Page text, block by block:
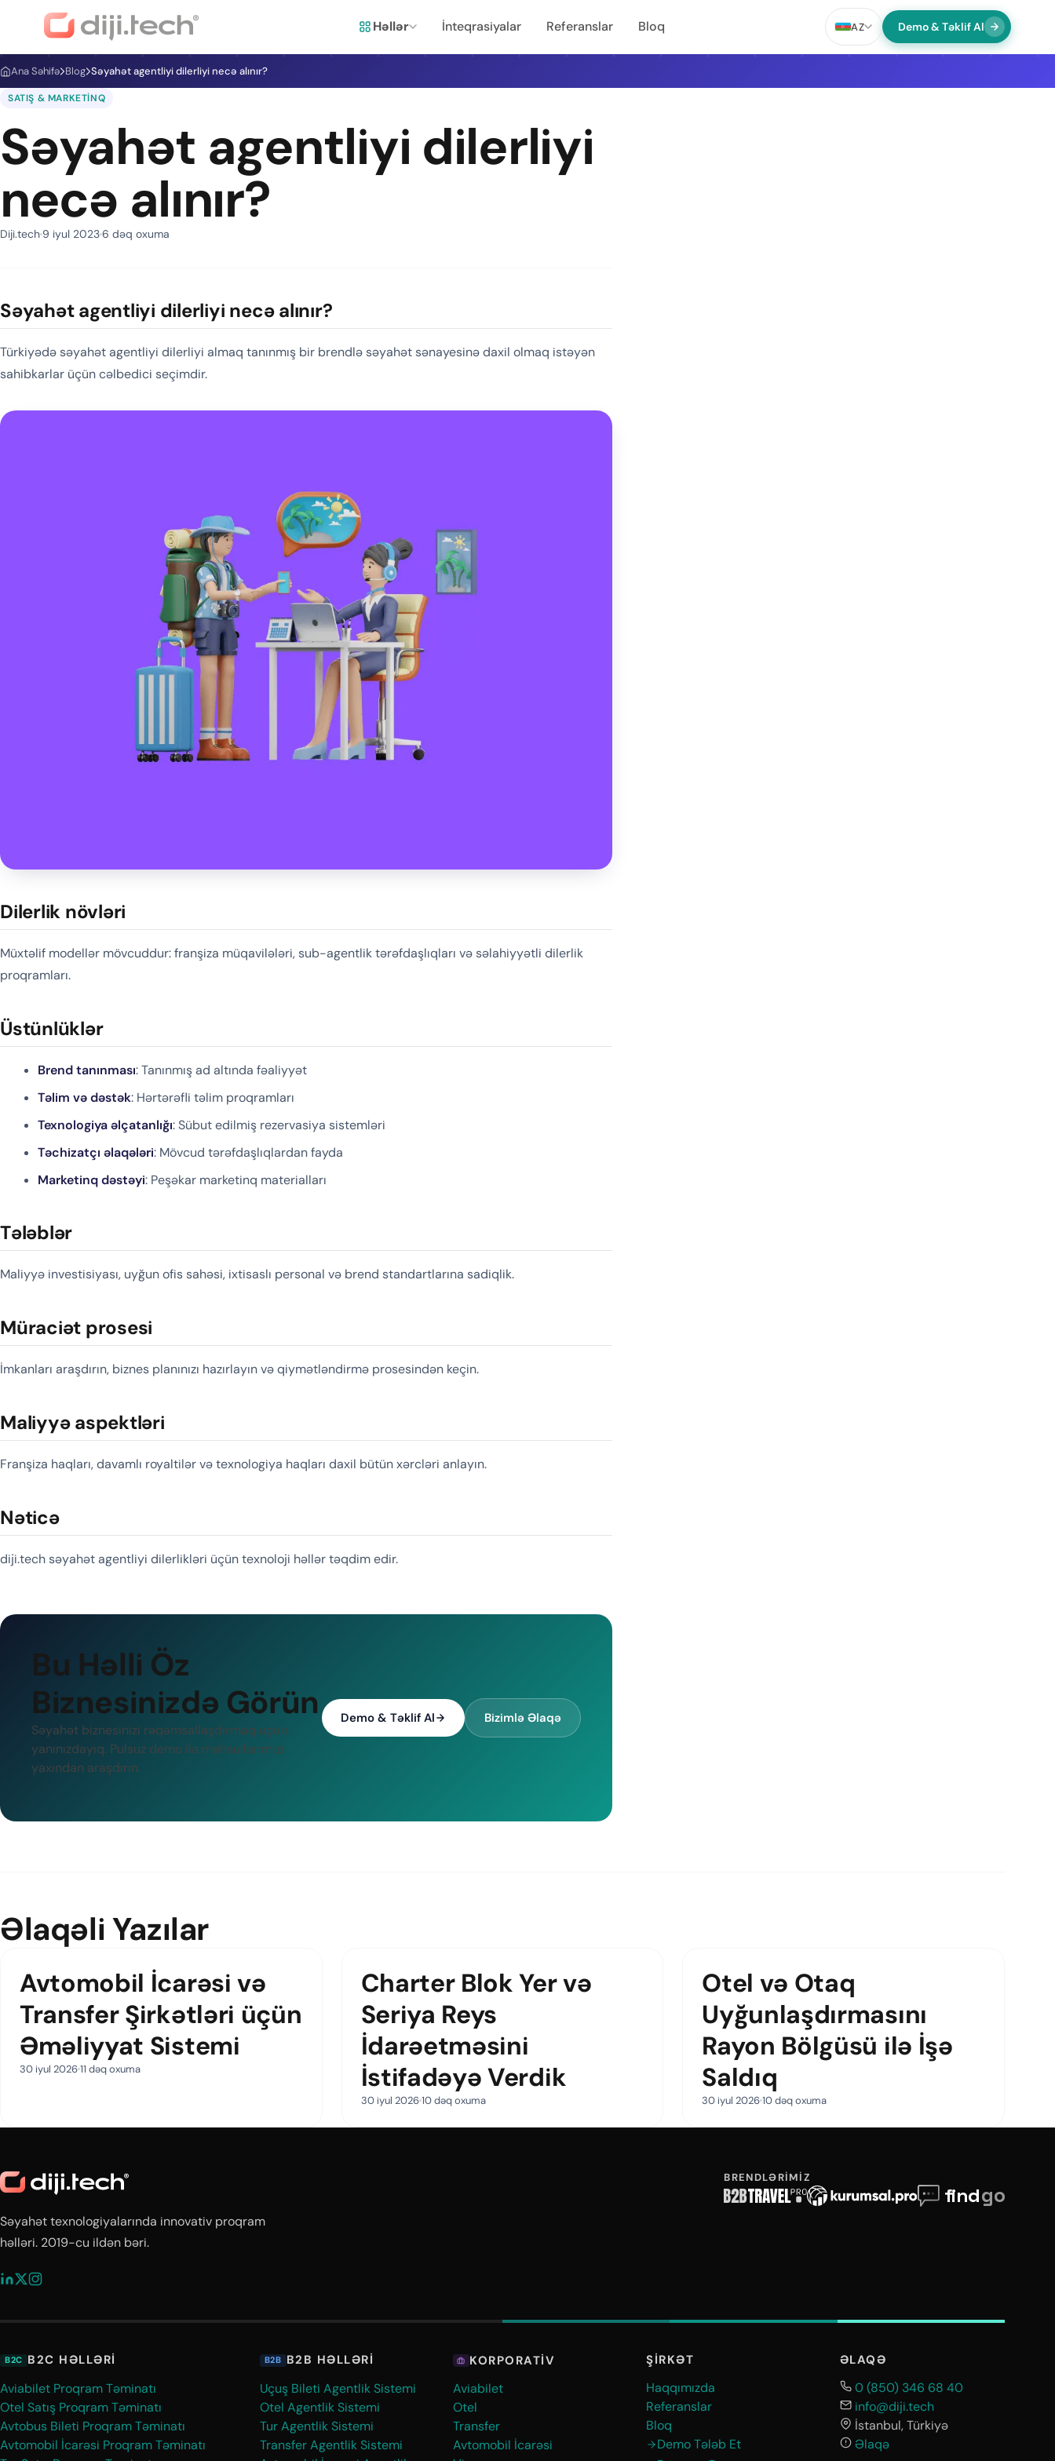
Həllər İnteqrasiyalar Referanslar Bloq AZ Demo & Təklif Al
Ana Səhifə Blog Səyahət agentliyi dilerliyi necə alınır?
SATIŞ & MARKETINQ
Səyahət agentliyi dilerliyi
necə alınır?
Diji.tech 9 iyul 20236 dəq oxuma
Səyahət agentliyi dilerliyi necə alınır?
Türkiyədə səyahət agentliyi dilerliyi almaq tanınmış bir brendlə səyahət sənayesinə daxil olmaq istəyən
sahibkarlar üçün cəlbedici seçimdir.
Dilerlik növləri
Müxtəlif modellər mövcuddur: franşiza müqavilələri, sub-agentlik tərəfdaşlıqları və səlahiyyətli dilerlik
proqramları.
Üstünlüklər
Brend tanınması: Tanınmış ad altında fəaliyyət
Təlim və dəstək: Hərtərəfli təlim proqramları
Texnologiya əlçatanlığı: Sübut edilmiş rezervasiya sistemləri
Təchizatçı əlaqələri: Mövcud tərəfdaşlıqlardan fayda
Marketinq dəstəyi: Peşəkar marketinq materialları
Tələblər
Maliyyə investisiyası, uyğun ofis sahəsi, ixtisaslı personal və brend standartlarına sadiqlik.
Müraciət prosesi
İmkanları araşdırın, biznes planınızı hazırlayın və qiymətləndirmə prosesindən keçin.
Maliyyə aspektləri
Franşiza haqları, davamlı royaltilər və texnologiya haqları daxil bütün xərcləri anlayın.
Nəticə
diji.tech səyahət agentliyi dilerlikləri üçün texnoloji həllər təqdim edir.
Bu Həlli Öz
Biznesinizdə Görün
Səyahət biznesinizi rəqəmsallaşdırmaq üçün
yanınızdayıq. Pulsuz demo ilə məhsullarımızı
yaxından araşdırın.
Demo & Təklif Al Bizimlə Əlaqə
Əlaqəli Yazılar
Avtomobil İcarəsi və
Transfer Şirkətləri üçün
Əməliyyat Sistemi
30 iyul 202611 dəq oxuma
Charter Blok Yer və
Seriya Reys
İdarəetməsini
İstifadəyə Verdik
30 iyul 202610 dəq oxuma
Otel və Otaq
Uyğunlaşdırmasını
Rayon Bölgüsü ilə İşə
Saldıq
30 iyul 202610 dəq oxuma
Səyahət texnologiyalarında innovativ proqram
həlləri. 2019-cu ildən bəri.
BRENDLƏRIMIZ
B2C B2C HƏLLƏRI
Aviabilet Proqram Təminatı
Otel Satış Proqram Təminatı
Avtobus Bileti Proqram Təminatı
Avtomobil İcarəsi Proqram Təminatı
B2B B2B HƏLLƏRI
Uçuş Bileti Agentlik Sistemi
Otel Agentlik Sistemi
Tur Agentlik Sistemi
Transfer Agentlik Sistemi
KORPORATIV
Aviabilet
Otel
Transfer
Avtomobil İcarəsi
ŞIRKƏT
Haqqımızda
Referanslar
Bloq
Demo Tələb Et
ƏLAQƏ
0 (850) 346 68 40
info@diji.tech
İstanbul, Türkiyə
Əlaqə